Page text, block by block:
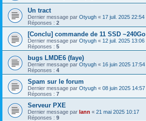
Un tract
Dernier message par Otyugh « 17 juil. 2025 22:54
Réponses : 2
[Conclu] commande de 11 SSD ~240Go
Dernier message par Otyugh « 12 juil. 2025 13:06
Réponses : 5
bugs LMDE6 (faye)
Dernier message par Otyugh « 16 juin 2025 17:54
Réponses : 4
Spam sur le forum
Dernier message par Otyugh « 08 juin 2025 14:57
Réponses : 7
Serveur PXE
Dernier message par lann « 21 mai 2025 10:17
Réponses : 9